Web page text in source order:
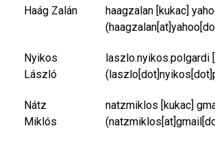
Haág Zalán haagzalan [kukac]
Nyikos
László
laszlo.nyikos.polgardi
Nátz
Miklós
natzmiklos [kukac]